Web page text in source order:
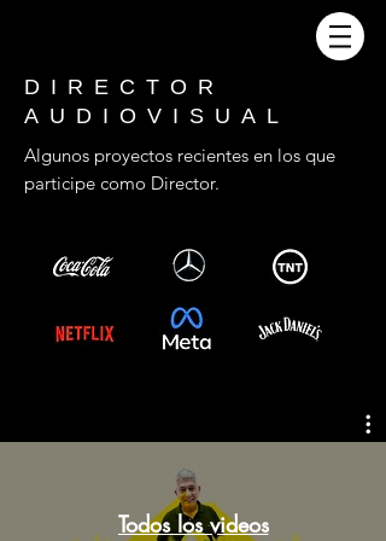
DIRECTOR
AUDIOVISUAL
Algunos proyectos recientes en los que
participe como Director.
Todos los videos